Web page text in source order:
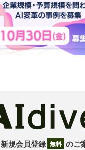
新規会員登録 無料 のご